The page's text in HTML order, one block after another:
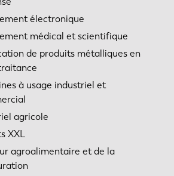
électronique
médical et scientifique
de produits métalliques en
à usage industriel et
agricole
XXL
agroalimentaire et de la